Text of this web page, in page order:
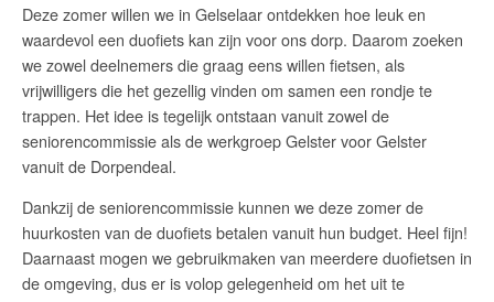
Deze zomer willen we in Gelselaar ontdekken hoe leuk en
waardevol een duofiets kan zijn voor ons dorp. Daarom zoeken
we zowel deelnemers die graag eens willen fietsen, als
vrijwilligers die het gezellig vinden om samen een rondje te
trappen. Het idee is tegelijk ontstaan vanuit zowel de
seniorencommissie als de werkgroep Gelster voor Gelster
vanuit de Dorpendeal.
Dankzij de seniorencommissie kunnen we deze zomer de
huurkosten van de duofiets betalen vanuit hun budget. Heel fijn!
Daarnaast mogen we gebruikmaken van meerdere duofietsen in
de omgeving, dus er is volop gelegenheid om het uit te